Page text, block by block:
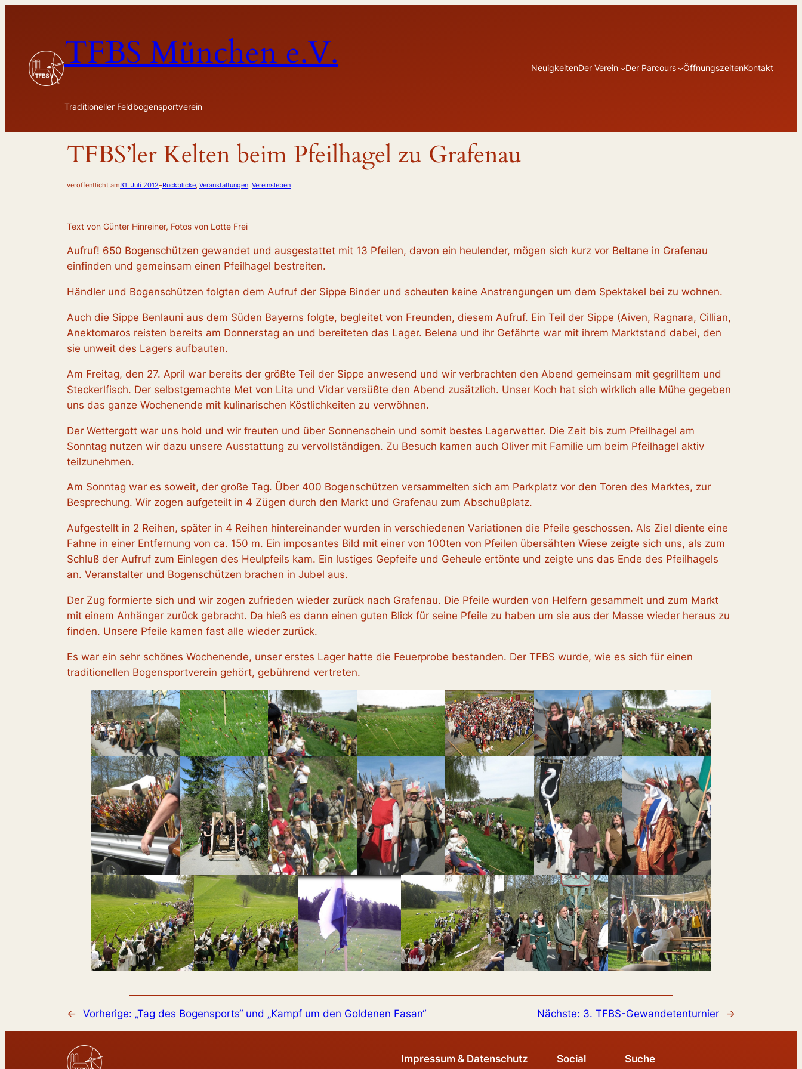
TFBS München e.V.
Traditioneller Feldbogensportverein
NeuigkeitenDer Verein Der Parcours ÖffnungszeitenKontakt
TFBS’ler Kelten beim Pfeilhagel zu Grafenau
veröffentlicht am31. Juli 2012–Rückblicke, Veranstaltungen, Vereinsleben
Text von Günter Hinreiner, Fotos von Lotte Frei
Aufruf! 650 Bogenschützen gewandet und ausgestattet mit 13 Pfeilen, davon ein heulender, mögen sich kurz vor Beltane in Grafenau
einfinden und gemeinsam einen Pfeilhagel bestreiten.
Händler und Bogenschützen folgten dem Aufruf der Sippe Binder und scheuten keine Anstrengungen um dem Spektakel bei zu wohnen.
Auch die Sippe Benlauni aus dem Süden Bayerns folgte, begleitet von Freunden, diesem Aufruf. Ein Teil der Sippe (Aiven, Ragnara, Cillian,
Anektomaros reisten bereits am Donnerstag an und bereiteten das Lager. Belena und ihr Gefährte war mit ihrem Marktstand dabei, den
sie unweit des Lagers aufbauten.
Am Freitag, den 27. April war bereits der größte Teil der Sippe anwesend und wir verbrachten den Abend gemeinsam mit gegrilltem und
Steckerlfisch. Der selbstgemachte Met von Lita und Vidar versüßte den Abend zusätzlich. Unser Koch hat sich wirklich alle Mühe gegeben
uns das ganze Wochenende mit kulinarischen Köstlichkeiten zu verwöhnen.
Der Wettergott war uns hold und wir freuten und über Sonnenschein und somit bestes Lagerwetter. Die Zeit bis zum Pfeilhagel am
Sonntag nutzen wir dazu unsere Ausstattung zu vervollständigen. Zu Besuch kamen auch Oliver mit Familie um beim Pfeilhagel aktiv
teilzunehmen.
Am Sonntag war es soweit, der große Tag. Über 400 Bogenschützen versammelten sich am Parkplatz vor den Toren des Marktes, zur
Besprechung. Wir zogen aufgeteilt in 4 Zügen durch den Markt und Grafenau zum Abschußplatz.
Aufgestellt in 2 Reihen, später in 4 Reihen hintereinander wurden in verschiedenen Variationen die Pfeile geschossen. Als Ziel diente eine
Fahne in einer Entfernung von ca. 150 m. Ein imposantes Bild mit einer von 100ten von Pfeilen übersähten Wiese zeigte sich uns, als zum
Schluß der Aufruf zum Einlegen des Heulpfeils kam. Ein lustiges Gepfeife und Geheule ertönte und zeigte uns das Ende des Pfeilhagels
an. Veranstalter und Bogenschützen brachen in Jubel aus.
Der Zug formierte sich und wir zogen zufrieden wieder zurück nach Grafenau. Die Pfeile wurden von Helfern gesammelt und zum Markt
mit einem Anhänger zurück gebracht. Da hieß es dann einen guten Blick für seine Pfeile zu haben um sie aus der Masse wieder heraus zu
finden. Unsere Pfeile kamen fast alle wieder zurück.
Es war ein sehr schönes Wochenende, unser erstes Lager hatte die Feuerprobe bestanden. Der TFBS wurde, wie es sich für einen
traditionellen Bogensportverein gehört, gebührend vertreten.
← Vorherige: „Tag des Bogensports“ und „Kampf um den Goldenen Fasan“ Nächste: 3. TFBS-Gewandetenturnier →
Impressum & Datenschutz Social Suche